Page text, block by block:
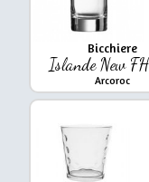
Bicchiere
Islande New
Arcoroc